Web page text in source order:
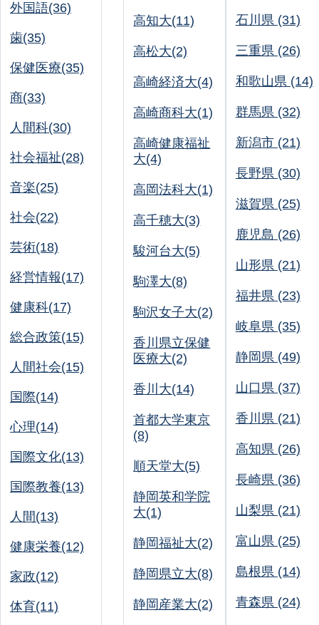
外国語(36)
歯(35)
保健医療(35)
商(33)
人間科(30)
社会福祉(28)
音楽(25)
社会(22)
芸術(18)
経営情報(17)
健康科(17)
総合政策(15)
人間社会(15)
国際(14)
心理(14)
国際文化(13)
国際教養(13)
人間(13)
健康栄養(12)
家政(12)
体育(11)
高知大(11)
高松大(2)
高崎経済大(4)
高崎商科大(1)
高崎健康福祉
大(4)
高岡法科大(1)
高千穂大(3)
駿河台大(5)
駒澤大(8)
駒沢女子大(2)
香川県立保健
医療大(2)
香川大(14)
首都大学東京
(8)
順天堂大(5)
静岡英和学院
大(1)
静岡福祉大(2)
静岡県立大(8)
静岡産業大(2)
石川県 (31)
三重県 (26)
和歌山県 (14)
群馬県 (32)
新潟市 (21)
長野県 (30)
滋賀県 (25)
鹿児島 (26)
山形県 (21)
福井県 (23)
岐阜県 (35)
静岡県 (49)
山口県 (37)
香川県 (21)
高知県 (26)
長崎県 (36)
山梨県 (21)
富山県 (25)
島根県 (14)
青森県 (24)